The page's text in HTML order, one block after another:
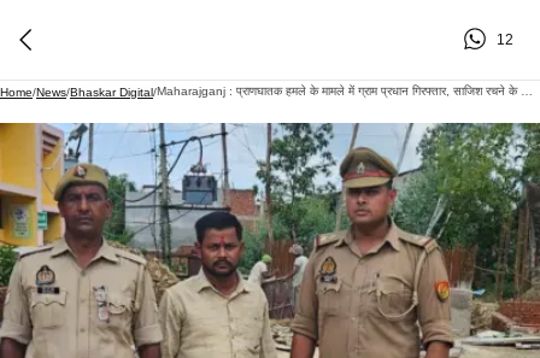
12
Home/News/Bhaskar Digital/